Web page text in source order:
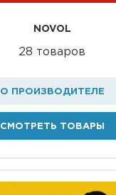
NOVOL
28 товаров
О ПРОИЗВОДИТЕЛЕ
СМОТРЕТЬ ТОВАРЫ